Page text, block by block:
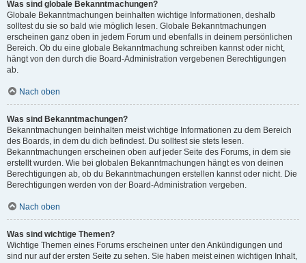
Was sind globale Bekanntmachungen?
Globale Bekanntmachungen beinhalten wichtige Informationen, deshalb
solltest du sie so bald wie möglich lesen. Globale Bekanntmachungen
erscheinen ganz oben in jedem Forum und ebenfalls in deinem persönlichen
Bereich. Ob du eine globale Bekanntmachung schreiben kannst oder nicht,
hängt von den durch die Board-Administration vergebenen Berechtigungen
ab.
Nach oben
Was sind Bekanntmachungen?
Bekanntmachungen beinhalten meist wichtige Informationen zu dem Bereich
des Boards, in dem du dich befindest. Du solltest sie stets lesen.
Bekanntmachungen erscheinen oben auf jeder Seite des Forums, in dem sie
erstellt wurden. Wie bei globalen Bekanntmachungen hängt es von deinen
Berechtigungen ab, ob du Bekanntmachungen erstellen kannst oder nicht. Die
Berechtigungen werden von der Board-Administration vergeben.
Nach oben
Was sind wichtige Themen?
Wichtige Themen eines Forums erscheinen unter den Ankündigungen und
sind nur auf der ersten Seite zu sehen. Sie haben meist einen wichtigen Inhalt,